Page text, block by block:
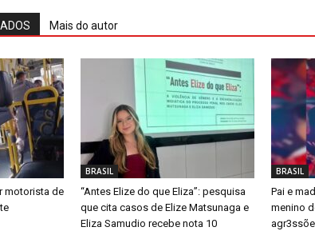
Mais do autor
motorista de
BRASIL
“Antes Elize do que Eliza”: pesquisa
que cita casos de Elize Matsunaga e
Eliza Samudio recebe nota 10
BRASIL
Pai e
menino